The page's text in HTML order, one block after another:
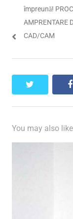
articole
împreună!
AMPRENTARE
CAD/CAM
You may also